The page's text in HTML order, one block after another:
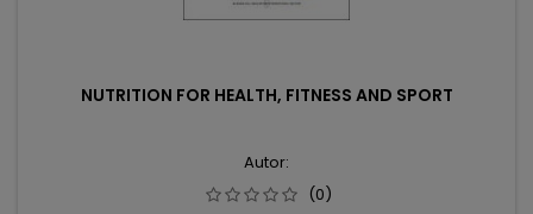
NUTRITION FOR HEALTH, FITNESS AND SPORT
Autor:
(0)